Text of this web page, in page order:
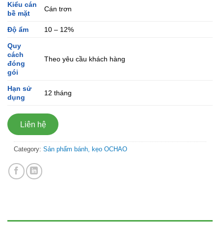
Kiểu cán
bề mặt
Cán trơn
Độ ẩm 10 – 12%
Quy
cách
đóng
gói
Theo yêu cầu khách hàng
Hạn sử
dụng
12 tháng
Liên hệ
Category: Sản phẩm bánh, kẹo OCHAO